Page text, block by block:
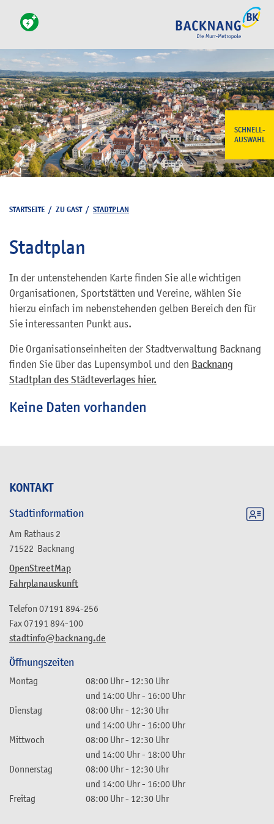
SCHNELL-
AUSWAHL
KONTAKT
Stadtinformation
Am Rathaus 2
71522 Backnang
OpenStreetMap
Fahrplanauskunft
stadtinfo@backnang.de
Telefon 07191 894-256
Fax07191 894-100
Öffnungszeiten
Montag 08:00 Uhr- 12:30 Uhr
und 14:00 Uhr- 16:00 Uhr
Dienstag
08:00 Uhr- 12:30 Uhr
und 14:00 Uhr- 16:00 Uhr
Mittwoch
08:00 Uhr- 12:30 Uhr
und 14:00 Uhr- 18:00 Uhr
Donnerstag
08:00 Uhr- 12:30 Uhr
und 14:00 Uhr- 16:00 Uhr
Freitag
08:00 Uhr- 12:30 Uhr
STARTSEITE / ZU GAST/ STADTPLAN
Stadtplan
In der untenstehenden Karte finden Sie alle wichtigen
Organisationen, Sportstätten und Vereine, wählen Sie
hierzu einfach im nebenstehenden gelben Bereich den für
Sie interessanten Punkt aus.
Die Organisationseinheiten der Stadtverwaltung Backnang
finden Sie über das Lupensymbol und den Backnang
Stadtplan des Städteverlages hier.
Keine Daten vorhanden